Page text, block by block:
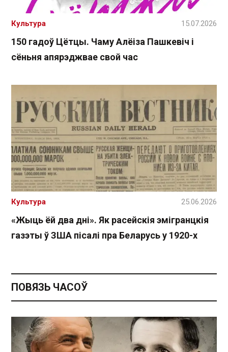
150 гадоў Цётцы. Чаму Алёіза Пашкевіч і
сёньня апярэджвае свой час
Культура 15.07.2026
«Жыць ёй два дні». Як расейскія эмігранцкія
газэты ў ЗША пісалі пра Беларусь у 1920-х
Культура 25.06.2026
ПОВЯЗЬ ЧАСОЎ